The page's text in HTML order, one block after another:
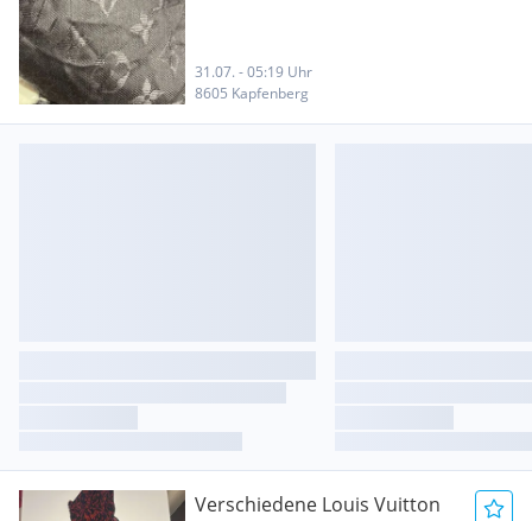
31.07. - 05:19 Uhr
8605 Kapfenberg
Verschiedene Louis Vuitton